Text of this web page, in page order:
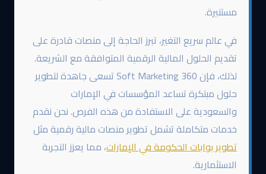
مستنيرة.
في عالم سريع التغير، تبرز الحاجة إلى منصات قادرة على
تقديم الحلول المالية الرقمية المتوافقة مع الشريعة.
لذلك، فإن 360 Soft Marketing تسعى جاهدة لتطوير
حلول مبتكرة تساعد المؤسسات في الإمارات
والسعودية على الاستفادة من هذه الفرص. نحن نقدم
خدمات متكاملة تشمل تطوير منصات مالية رقمية مثل
تطوير بوابات الحكومة في الإمارات، مما يعزز التجربة
الاستثمارية.